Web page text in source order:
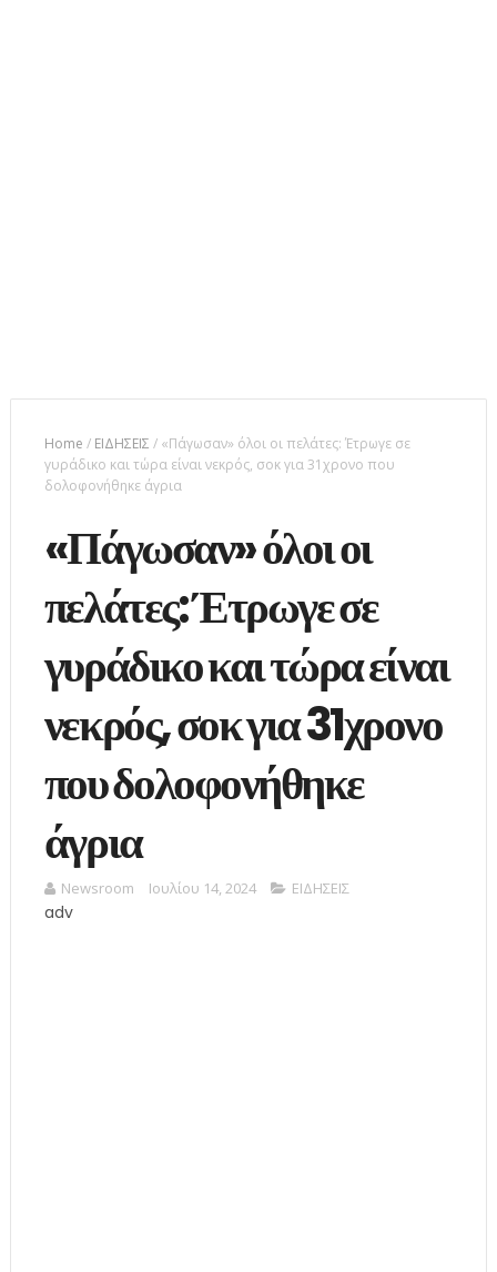
Home / ΕΙΔΗΣΕΙΣ / «Πάγωσαν» όλοι οι πελάτες: Έτρωγε σε
γυράδικο και τώρα είναι νεκρός, σοκ για 31χρονο που
δολοφονήθηκε άγρια
«Πάγωσαν» όλοι οι
πελάτες: Έτρωγε σε
γυράδικο και τώρα είναι
νεκρός, σοκ για 31χρονο
που δολοφονήθηκε
άγρια
Newsroom Ιουλίου 14, 2024 ΕΙΔΗΣΕΙΣ
adv